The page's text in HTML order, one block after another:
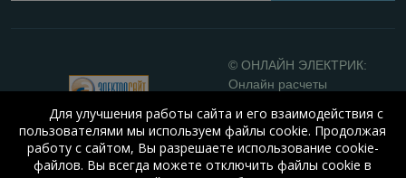
© ОНЛАЙН ЭЛЕКТРИК:
Онлайн расчеты
Online-electric.ru, 2008-
2026
© А.Н. Алюнов, 2008-2026
Для улучшения работы сайта и его взаимодействия с
пользователями мы используем файлы cookie. Продолжая
работу с сайтом, Вы разрешаете использование cookie-
файлов. Вы всегда можете отключить файлы cookie в